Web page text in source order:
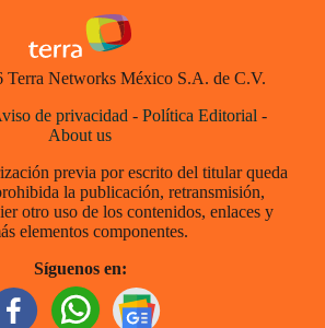
Terra Networks México S.A. de C.V.
de privacidad - Política Editorial -
About us
previa por escrito del titular queda
la publicación, retransmisión,
otro uso de los contenidos, enlaces y
elementos componentes.
Síguenos en: